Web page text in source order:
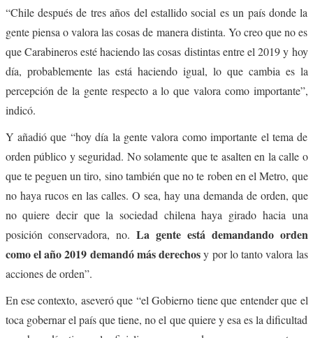
“Chile después de tres años del estallido social es un país donde la
gente piensa o valora las cosas de manera distinta. Yo creo que no es
que Carabineros esté haciendo las cosas distintas entre el 2019 y hoy
día, probablemente las está haciendo igual, lo que cambia es la
percepción de la gente respecto a lo que valora como importante”,
indicó.
Y añadió que “hoy día la gente valora como importante el tema de
orden público y seguridad. No solamente que te asalten en la calle o
que te peguen un tiro, sino también que no te roben en el Metro, que
no haya rucos en las calles. O sea, hay una demanda de orden, que
no quiere decir que la sociedad chilena haya girado hacia una
posición conservadora, no.La gente está demandando orden
como el año 2019 demandó más derechosy por lo tanto valora las
acciones de orden”.
En ese contexto, aseveró que “el Gobierno tiene que entender que el
toca gobernar el país que tiene, no el que quiere y esa es la dificultad